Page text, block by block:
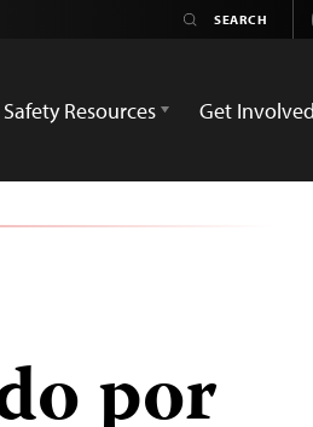
Safety Resources Get Involved
por